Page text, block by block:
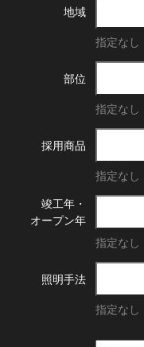
地域
指定なし
部位
指定なし
採用商品
指定なし
竣工年・
オープン年
指定なし
照明手法
指定なし